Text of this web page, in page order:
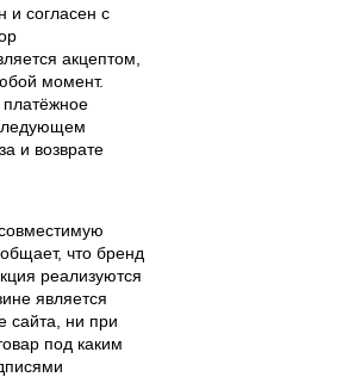
и согласен с
акцептом,
момент.
и возврате
что бренд
реализуются
является
сайта, ни при
под каким